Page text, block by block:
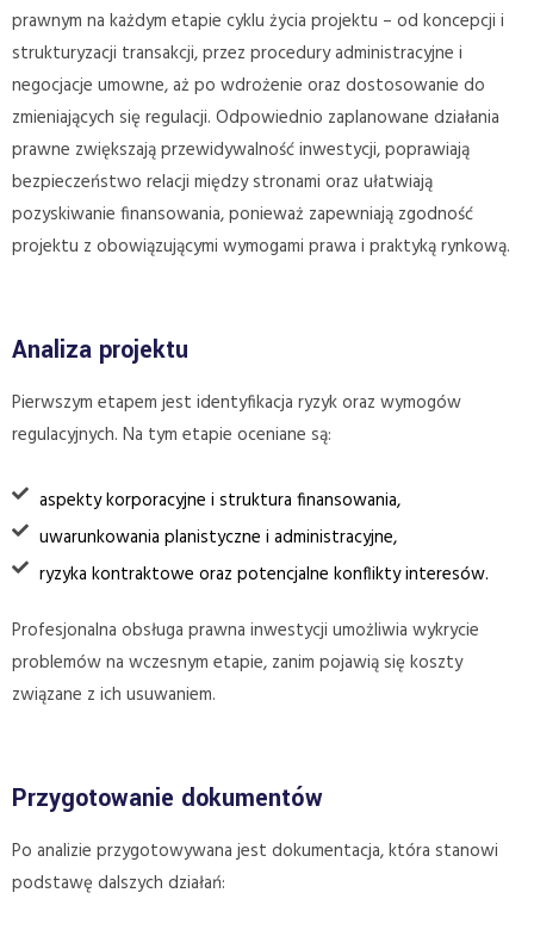
prawnym na każdym etapie cyklu życia projektu – od koncepcji i
strukturyzacji transakcji, przez procedury administracyjne i
negocjacje umowne, aż po wdrożenie oraz dostosowanie do
zmieniających się regulacji. Odpowiednio zaplanowane działania
prawne zwiększają przewidywalność inwestycji, poprawiają
bezpieczeństwo relacji między stronami oraz ułatwiają
pozyskiwanie finansowania, ponieważ zapewniają zgodność
projektu z obowiązującymi wymogami prawa i praktyką rynkową.
Analiza projektu
Pierwszym etapem jest identyfikacja ryzyk oraz wymogów
regulacyjnych. Na tym etapie oceniane są:
aspekty korporacyjne i struktura finansowania,
uwarunkowania planistyczne i administracyjne,
ryzyka kontraktowe oraz potencjalne konflikty interesów.
Profesjonalna obsługa prawna inwestycji umożliwia wykrycie
problemów na wczesnym etapie, zanim pojawią się koszty
związane z ich usuwaniem.
Przygotowanie dokumentów
Po analizie przygotowywana jest dokumentacja, która stanowi
podstawę dalszych działań: